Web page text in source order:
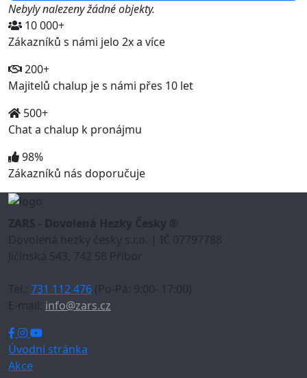
Nebyly nalezeny žádné objekty.
10 000+
Zákazníků s námi jelo 2x a více
200+
Majitelů chalup je s námi přes 10 let
500+
Chat a chalup k pronájmu
98%
Zákazníků nás doporučuje
ZARS - Dovolená Hezky Česky ®
Dovolená hezky česky s.r.o. | IČ 07797788
Jičínská 543, 742 58 Příbor
Tel.: 731 112 476 (Po-Pá: 9:00- 17:00)
E-mail: info@zars.cz
Úvodní stránka
Akce